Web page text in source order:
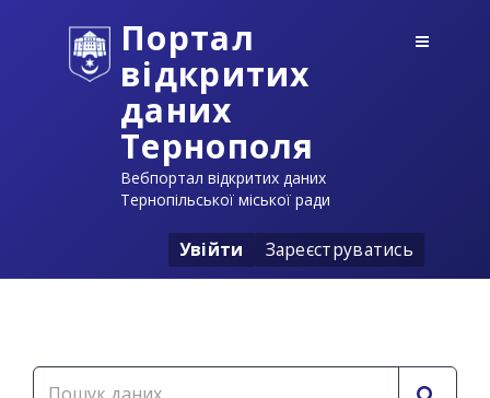
Портал
відкритих
даних
Тернополя
Вебпортал відкритих даних
Тернопільської міської ради
Увійти Зареєструватись